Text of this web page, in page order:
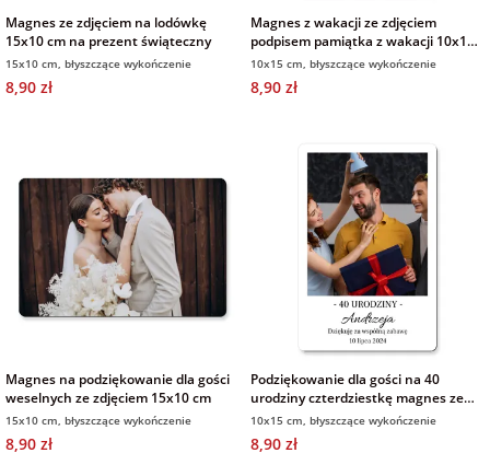
Magnes ze zdjęciem na lodówkę
15x10 cm na prezent świąteczny
15x10 cm, błyszczące wykończenie
8,90 zł
Magnes z wakacji ze zdjęciem
podpisem pamiątka z wakacji 10x15
cm
10x15 cm, błyszczące wykończenie
8,90 zł
Magnes na podziękowanie dla gości
weselnych ze zdjęciem 15x10 cm
15x10 cm, błyszczące wykończenie
8,90 zł
Podziękowanie dla gości na 40
urodziny czterdziestkę magnes ze
zdjęciem i podpisem 10x15 cm
10x15 cm, błyszczące wykończenie
8,90 zł